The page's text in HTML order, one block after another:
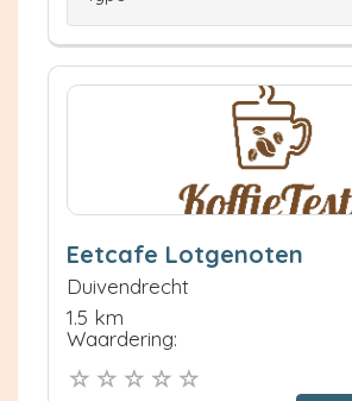
Eetcafe Lotgenoten
Duivendrecht
1.5 km
Waardering: